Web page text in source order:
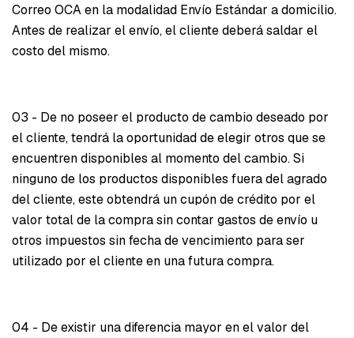
Correo OCA en la modalidad Envío Estándar a domicilio.
Antes de realizar el envío, el cliente deberá saldar el
costo del mismo.
03 - De no poseer el producto de cambio deseado por
el cliente, tendrá la oportunidad de elegir otros que se
encuentren disponibles al momento del cambio. Si
ninguno de los productos disponibles fuera del agrado
del cliente, este obtendrá un cupón de crédito por el
valor total de la compra sin contar gastos de envío u
otros impuestos sin fecha de vencimiento para ser
utilizado por el cliente en una futura compra.
04 - De existir una diferencia mayor en el valor del